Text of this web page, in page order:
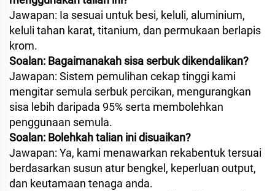
Jawapan: Ia sesuai untuk besi, keluli, aluminium,
keluli tahan karat, titanium, dan permukaan berlapis
krom.
Soalan: Bagaimanakah sisa serbuk dikendalikan?
Jawapan: Sistem pemulihan cekap tinggi kami
mengitar semula serbuk percikan, mengurangkan
sisa lebih daripada 95% serta membolehkan
penggunaan semula.
Soalan: Bolehkah talian ini disuaikan?
Jawapan: Ya, kami menawarkan rekabentuk tersuai
berdasarkan susun atur bengkel, keperluan output,
dan keutamaan tenaga anda.